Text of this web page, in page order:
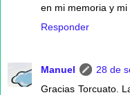
en mi memoria y mi
Responder
Manuel
28 de
Gracias Torcuato.